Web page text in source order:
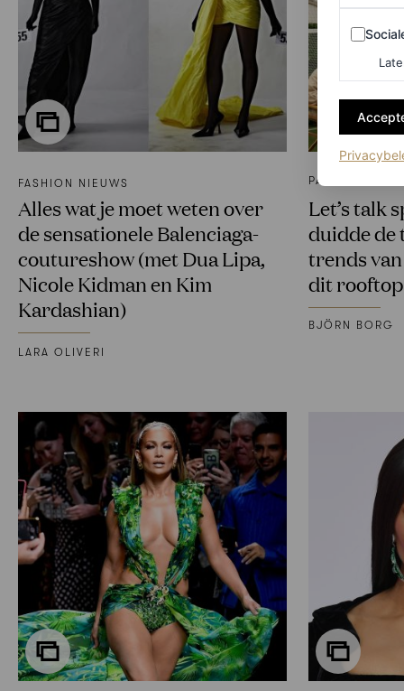
FASHION NIEUWS
Alles wat je moet weten over
de sensationele Balenciaga-
coutureshow (met Dua Lipa,
Nicole Kidman en Kim
Kardashian)
LARA OLIVERI
PARTNERSHIP
Let’s talk
duidde de
trends
dit
BJÖRN BORG
Sociale